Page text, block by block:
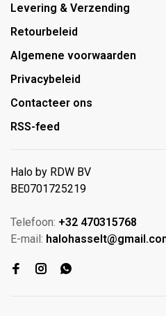
Levering & Verzending
Retourbeleid
Algemene voorwaarden
Privacybeleid
Contacteer ons
RSS-feed
Halo by RDW BV
BE0701725219
Telefoon: +32 470315768
E-mail: